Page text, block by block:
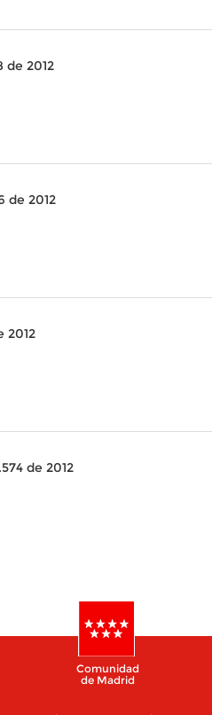
de 2012
de 2012
2012
de 2012
Comunidad
de Madrid